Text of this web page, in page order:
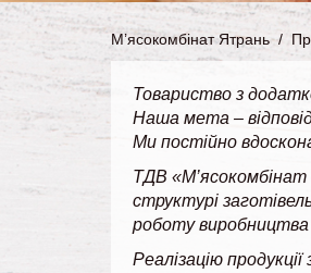
М’ясокомбінат Ятрань/
Товариство з
Наша мета –
Ми постійно
ТДВ «М’ясокомбінат
структурі
роботу виробництва
Реалізацію